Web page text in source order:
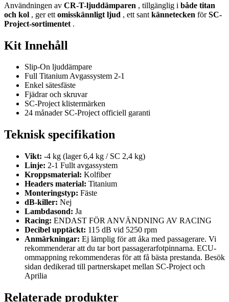
Användningen av CR-T-ljuddämparen , tillgänglig i både titan
och kol , ger ett omisskännligt ljud , ett sant kännetecken förSC-
Project-sortimentet .
Kit Innehåll
Slip-On ljuddämpare
Full Titanium Avgassystem 2-1
Enkel sätesfäste
Fjädrar och skruvar
SC-Project klistermärken
24 månader SC-Project officiell garanti
Teknisk specifikation
Vikt: -4 kg (lager 6,4 kg / SC 2,4 kg)
Linje: 2-1 Fullt avgassystem
Kroppsmaterial: Kolfiber
Headers material: Titanium
Monteringstyp: Fäste
dB-killer: Nej
Lambdasond: Ja
Racing: ENDAST FÖR ANVÄNDNING AV RACING
Decibel upptäckt: 115 dB vid 5250 rpm
Anmärkningar: Ej lämplig för att åka med passagerare. Vi
rekommenderar att du tar bort passagerarfotpinnarna. ECU-
ommappning rekommenderas för att få bästa prestanda. Besök
sidan dedikerad till partnerskapet mellan SC-Project och
Aprilia
Relaterade produkter